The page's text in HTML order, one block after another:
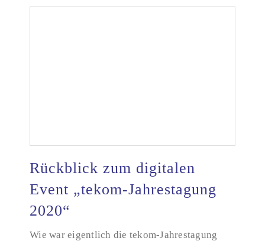
Rückblick zum digitalen Event „tekom-
Rückblick zum digitalen
Event „tekom-Jahrestagung
2020“
Wie war eigentlich die tekom-Jahrestagung